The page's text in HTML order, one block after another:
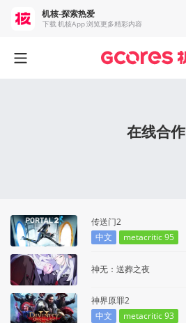
在线合作
传送门2
中文
metacritic 95
神无：送葬之夜
神界原罪2
中文
metacritic 93
机核-探索热爱
下载 机核App 浏览更多精彩内容